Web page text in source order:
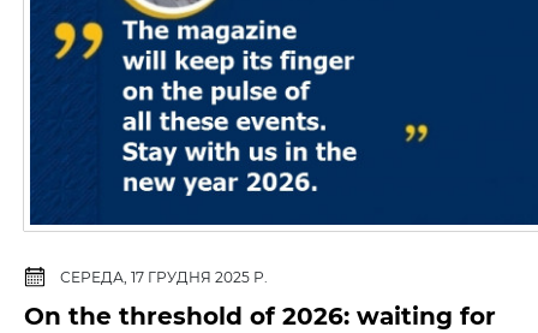
СЕРЕДА, 17 ГРУДНЯ 2025 Р.
On the threshold of 2026: waiting for